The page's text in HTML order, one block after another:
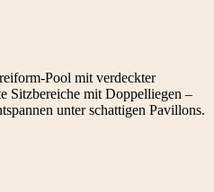
Pool mit verdeckter
Sitzbereiche mit Doppelliegen –
unter schattigen Pavillons.